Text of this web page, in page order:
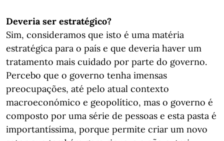
Deveria ser estratégico?
Sim, consideramos que isto é uma matéria
estratégica para o país e que deveria haver um
tratamento mais cuidado por parte do governo.
Percebo que o governo tenha imensas
preocupações, até pelo atual contexto
macroeconómico e geopolítico, mas o governo é
composto por uma série de pessoas e esta pasta é
importantíssima, porque permite criar um novo